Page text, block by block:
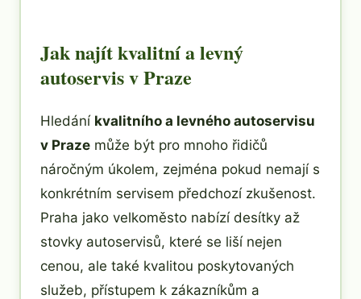
Jak najít kvalitní a levný
autoservis v Praze
Hledání kvalitního a levného autoservisu
v Praze může být pro mnoho řidičů
náročným úkolem, zejména pokud nemají s
konkrétním servisem předchozí zkušenost.
Praha jako velkoměsto nabízí desítky až
stovky autoservisů, které se liší nejen
cenou, ale také kvalitou poskytovaných
služeb, přístupem k zákazníkům a